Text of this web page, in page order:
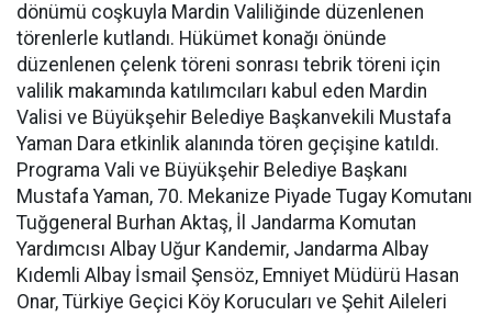
dönümü coşkuyla Mardin Valiliğinde düzenlenen
törenlerle kutlandı. Hükümet konağı önünde
düzenlenen çelenk töreni sonrası tebrik töreni için
valilik makamında katılımcıları kabul eden Mardin
Valisi ve Büyükşehir Belediye Başkanvekili Mustafa
Yaman Dara etkinlik alanında tören geçişine katıldı.
Programa Vali ve Büyükşehir Belediye Başkanı
Mustafa Yaman, 70. Mekanize Piyade Tugay Komutanı
Tuğgeneral Burhan Aktaş, İl Jandarma Komutan
Yardımcısı Albay Uğur Kandemir, Jandarma Albay
Kıdemli Albay İsmail Şensöz, Emniyet Müdürü Hasan
Onar, Türkiye Geçici Köy Korucuları ve Şehit Aileleri